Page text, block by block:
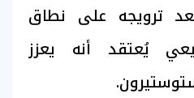
ترويجه على نطاق
يُعتقد أنه يعزز